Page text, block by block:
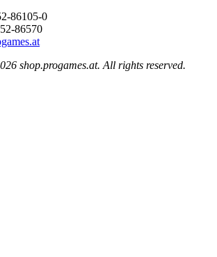
86105-0
86570
shop.progames.at. All rights reserved.